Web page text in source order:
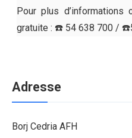
Pour plus
gratuite : ☎️ 54 638 700 /
Adresse
Borj Cedria AFH